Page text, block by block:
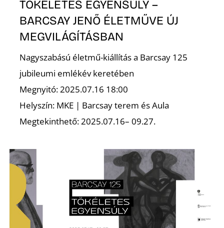
TÖKÉLETES EGYENSÚLY –
BARCSAY JENŐ ÉLETMŰVE ÚJ
MEGVILÁGÍTÁSBAN
Nagyszabású életmű-kiállítás a Barcsay 125
jubileumi emlékév keretében
Megnyitó: 2025.07.16 18:00
Helyszín: MKE | Barcsay terem és Aula
Megtekinthető: 2025.07.16– 09.27.